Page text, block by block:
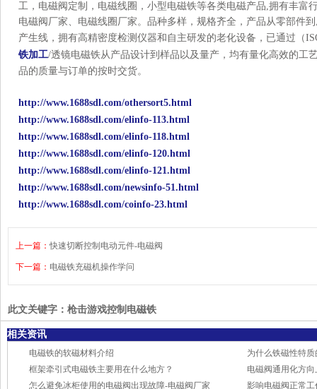
工，电磁阀定制，电磁线圈，小型电磁铁等各类电磁产品,拥有丰富
电磁阀厂家、电磁线圈厂家。品种多样，规格齐全，产品从零部件
产生线，拥有高精密度检测仪器和自主研发的老化设备，已通过（
铁加工/透镜电磁铁从产品设计到样品以及量产，均有量化高效的工
品的质量与订单的按时交货。
http://www.1688sdl.com/othersort5.html
http://www.1688sdl.com/elinfo-113.html
http://www.1688sdl.com/elinfo-118.html
http://www.1688sdl.com/elinfo-120.html
http://www.1688sdl.com/elinfo-121.html
http://www.1688sdl.com/newsinfo-51.html
http://www.1688sdl.com/coinfo-23.html
上一篇：快速切断控制电动元件-电磁阀
下一篇： 电磁铁充磁机操作学问
此文关键字： 枪击游戏控制电磁铁
相关资讯
电磁铁的软磁材料介绍
为什么铁磁性特
框架牵引式电磁铁主要用在什么地方？
电磁阀通用化方
怎么避免冰柜使用的电磁阀出现故障-电磁阀厂家
影响电磁阀正常